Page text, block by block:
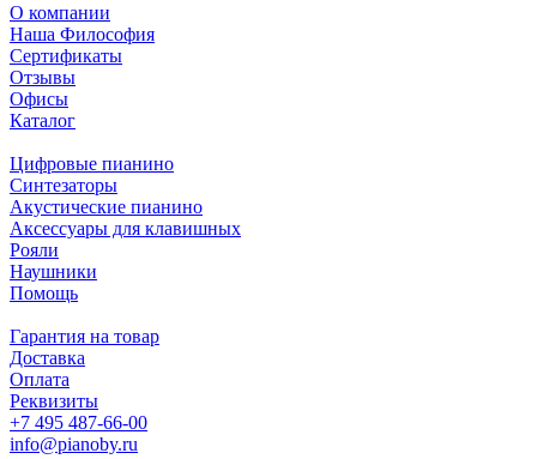
О компании
Наша Философия
Сертификаты
Отзывы
Офисы
Каталог
Цифровые пианино
Синтезаторы
Акустические пианино
Аксессуары для клавишных
Рояли
Наушники
Помощь
Гарантия на товар
Доставка
Оплата
Реквизиты
+7 495 487-66-00
info@pianoby.ru